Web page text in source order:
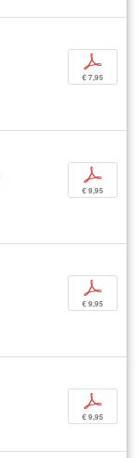
p
€ 7,95
p
€ 9,95
p
€ 9,95
p
€ 9,95